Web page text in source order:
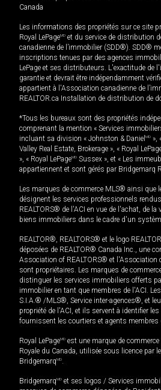
Canada
Les informations des propriétés sur ce site
Royal LePageMD et du service de distribution
canadienne de l’immobilier (SDD®). SDD®
inscriptions tenues par des agences
LePage et ses distributeurs. L'exactitude de
garantie et devrait être indépendamment
appartient à l'Association canadienne de
REALTOR.ca Installation de distribution de
*Tous les bureaux sont des propriétés
comprenant la mention « Services
incluant sa division « Johnston & Daniel MD »,
Valley Real Estate, Brokerage », « Royal
», « Royal LePageMD Sussex », et « Les
appartiennent et sont gérés par Bridgemarq
Les marques de commerce MLS® ainsi que
désignent les services professionnels
REALTORS® de l'ACI en vue de l'achat, de la
biens immobiliers dans le cadre d'un
REALTOR®, REALTORS® et le logo
déposées de REALTOR® Canada Inc., une
Association of REALTORS® et l'Association
sont propriétaires. Les marques de
distinguer les services immobiliers offerts
immobilier en tant que membres de l'ACI.
S.I.A.® /MLS®, Service inter-agences®, et
propriété de l'ACI, et ils servent à identifier
fournissent les courtiers et agents membres
Royal LePageMD est une marque de commerce
Royale du Canada, utilisée sous licence par
BridgemarqMD.
BridgemarqMD et ses logos / Services